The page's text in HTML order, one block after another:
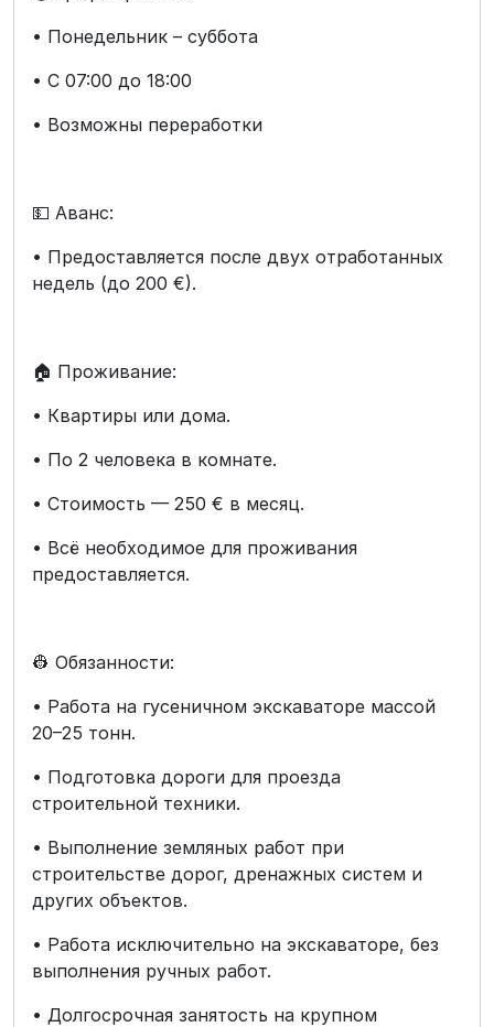
• Понедельник – суббота
• С 07:00 до 18:00
• Возможны переработки
💵 Аванс:
• Предоставляется после двух отработанных
недель (до 200 €).
🏠 Проживание:
• Квартиры или дома.
• По 2 человека в комнате.
• Стоимость — 250 € в месяц.
• Всё необходимое для проживания
предоставляется.
👷 Обязанности:
• Работа на гусеничном экскаваторе массой
20–25 тонн.
• Подготовка дороги для проезда
строительной техники.
• Выполнение земляных работ при
строительстве дорог, дренажных систем и
других объектов.
• Работа исключительно на экскаваторе, без
выполнения ручных работ.
• Долгосрочная занятость на крупном